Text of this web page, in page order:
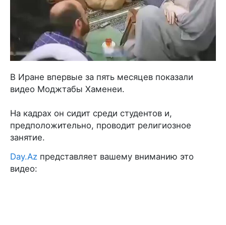
В Иране впервые за пять месяцев показали
видео Моджтабы Хаменеи.
На кадрах он сидит среди студентов и,
предположительно, проводит религиозное
занятие.
Day.Az представляет вашему вниманию это
видео: